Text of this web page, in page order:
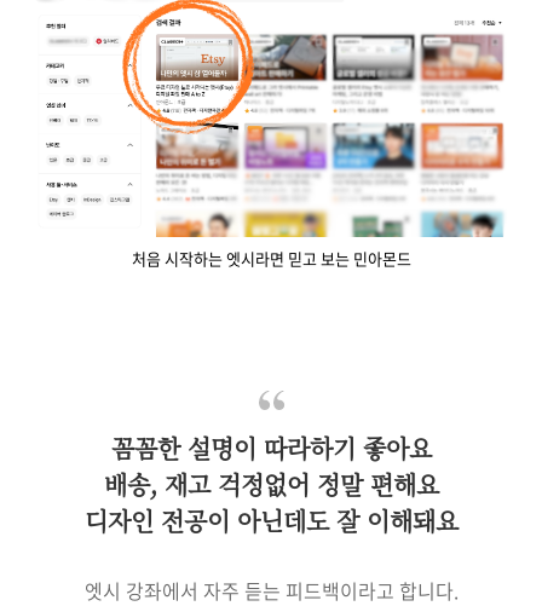
처음 시작하는 엣시라면 믿고 보는 민아몬드
꼼꼼한 설명이 따라하기 좋아요
배송, 재고 걱정없어 정말 편해요
디자인 전공이 아닌데도 잘 이해돼요
엣시 강좌에서 자주 듣는 피드백이라고 합니다.